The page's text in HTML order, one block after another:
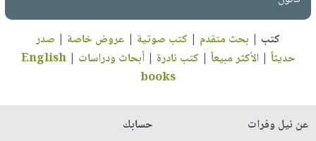
كتب | بحث متقدم | كتب صوتية | عروض خاصة | صدر
حديثاً |الأكثر مبيعاً | كتب نادرة |أبحاث ودراسات |
English
books
عن نيل وفرات
حسابك